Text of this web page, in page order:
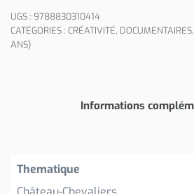
UGS : 9788830310414
CATÉGORIES : CRÉATIVITÉ, DOCUMENTAIRES,
ANS)
Informations
Thematique